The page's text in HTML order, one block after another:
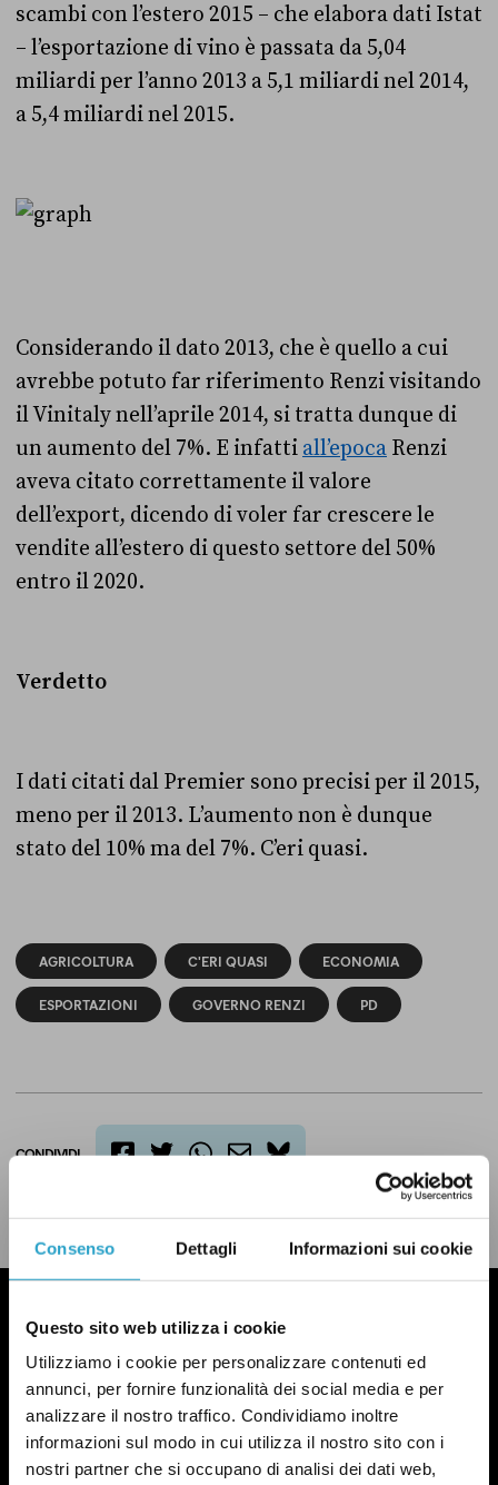
Consenso Dettagli Informazioni sui cookie
Questo sito web utilizza i cookie
Utilizziamo i cookie per personalizzare contenuti ed
annunci, per fornire funzionalità dei social media e per
analizzare il nostro traffico. Condividiamo inoltre
informazioni sul modo in cui utilizza il nostro sito con i
nostri partner che si occupano di analisi dei dati web,
scambi con l’estero 2015 – che elabora dati Istat
– l’esportazione di vino è passata da 5,04
miliardi per l’anno 2013 a 5,1 miliardi nel 2014,
a 5,4 miliardi nel 2015.
Considerando il dato 2013, che è quello a cui
avrebbe potuto far riferimento Renzi visitando
il Vinitaly nell’aprile 2014, si tratta dunque di
un aumento del 7%. E infatti all’epoca Renzi
aveva citato correttamente il valore
dell’export, dicendo di voler far crescere le
vendite all’estero di questo settore del 50%
entro il 2020.
Verdetto
I dati citati dal Premier sono precisi per il 2015,
meno per il 2013. L’aumento non è dunque
stato del 10% ma del 7%. C’eri quasi.
AGRICOLTURA C'ERI QUASI ECONOMIA
ESPORTAZIONI GOVERNO RENZI PD
CONDIVIDI
LEGGI LA NOSTRA POLITICA DELLE CORREZIONI